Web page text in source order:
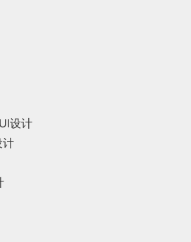
设计
计